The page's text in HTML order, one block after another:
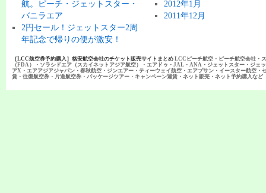
航。ピーチ・ジェットスター・
バニラエア
2円セール！ジェットスター2周
年記念で帰りの便が激安！
2012年1月
2011年12月
［LCC航空券予約購入］格安航空会社のチケット販売サイトまとめ LCCピーチ航空・ピーチ航空会社・
（FDA）・ソラシドエア（スカイネットアジア航空）・エアドゥ・JAL・ANA・ジェットスター・ジェ
アX・エアアジアジャパン・春秋航空・ジンエアー・ティーウェイ航空・エアプサン・イースター航空
賃・往復航空券・片道航空券・パッケージツアー・キャンペーン運賃・ネット販売・ネット予約購入など